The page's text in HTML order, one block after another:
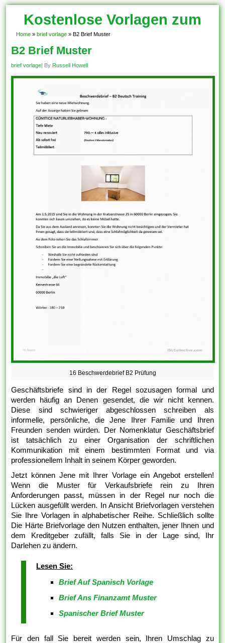
Kostenlose Vorlagen zum
Download!
Home » brief vorlage » B2 Brief Muster
B2 Brief Muster
brief vorlage| By Russell Howell
16 Beschwerdebrief B2 Prüfung
Geschäftsbriefe sind in der Regel sozusagen formal und
werden häufig an Denen gesendet, die wir nicht kennen.
Diese sind schwieriger abgeschlossen schreiben als
informelle, persönliche, die Jene Ihrer Familie und Ihren
Freunden senden würden. Der Nomenklatur Geschäftsbrief
ist tatsächlich zu einer Organisation der schriftlichen
Kommunikation mit einem bestimmten Format und via
professionellem Inhalt in seinem Körper geworden.
Jetzt können Jene mit Ihrer Vorlage ein Angebot erstellen!
Wenn die Muster für Verkaufsbriefe rein zu Ihren
Anforderungen passt, müssen in der Regel nur noch die
Lücken ausgefüllt werden. In Ansicht Briefvorlagen verstehen
Sie Ihre Vorlagen in alphabetischer Reihe. Schließlich sollte
Die Härte Briefvorlage den Nutzen enthalten, jener Ihnen und
dem Kreditgeber zufällt, falls Sie in der Lage sind, Ihr
Darlehen zu ändern.
Lesen Sie:
Brief Auf Spanisch Vorlage
Brief Ans Finanzamt Muster
Spanischer Brief Muster
Für den fall Sie bereit werden sein, Ihren Umschlag zu